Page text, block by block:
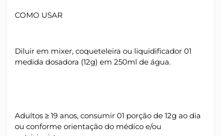
COMO USAR
Diluir em mixer, coqueteleira ou liquidificador 01
medida dosadora (12g) em 250ml de água.
Adultos ≥ 19 anos, consumir 01 porção de 12g ao dia
ou conforme orientação do médico e/ou